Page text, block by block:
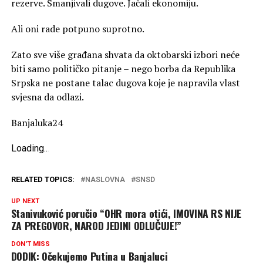
rezerve. Smanjivali dugove. Jačali ekonomiju.
Ali oni rade potpuno suprotno.
Zato sve više građana shvata da oktobarski izbori neće
biti samo političko pitanje – nego borba da Republika
Srpska ne postane talac dugova koje je napravila vlast
svjesna da odlazi.
Banjaluka24
Loading..
RELATED TOPICS: NASLOVNA SNSD
UP NEXT
Stanivuković poručio “OHR mora otići, IMOVINA RS NIJE
ZA PREGOVOR, NAROD JEDINI ODLUČUJE!”
DON'T MISS
DODIK: Očekujemo Putina u Banjaluci